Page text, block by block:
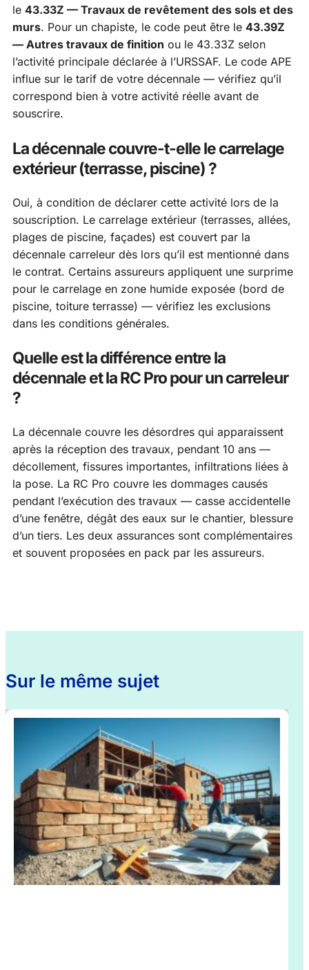
le 43.33Z — Travaux de revêtement des sols et des
murs. Pour un chapiste, le code peut être le 43.39Z
— Autres travaux de finition ou le 43.33Z selon
l’activité principale déclarée à l’URSSAF. Le code APE
influe sur le tarif de votre décennale — vérifiez qu’il
correspond bien à votre activité réelle avant de
souscrire.
La décennale couvre-t-elle le carrelage
extérieur (terrasse, piscine) ?
Oui, à condition de déclarer cette activité lors de la
souscription. Le carrelage extérieur (terrasses, allées,
plages de piscine, façades) est couvert par la
décennale carreleur dès lors qu’il est mentionné dans
le contrat. Certains assureurs appliquent une surprime
pour le carrelage en zone humide exposée (bord de
piscine, toiture terrasse) — vérifiez les exclusions
dans les conditions générales.
Quelle est la différence entre la
décennale et la RC Pro pour un carreleur
?
La décennale couvre les désordres qui apparaissent
après la réception des travaux, pendant 10 ans —
décollement, fissures importantes, infiltrations liées à
la pose. La RC Pro couvre les dommages causés
pendant l’exécution des travaux — casse accidentelle
d’une fenêtre, dégât des eaux sur le chantier, blessure
d’un tiers. Les deux assurances sont complémentaires
et souvent proposées en pack par les assureurs.
Sur le même sujet